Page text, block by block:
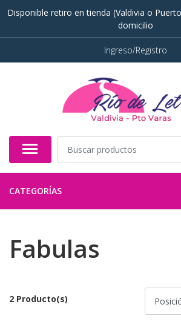
Disponible retiro en tienda (Valdivia o
domicilio
Ingreso/Registro
CATEGORÍAS
Fabulas
2 Producto(s)